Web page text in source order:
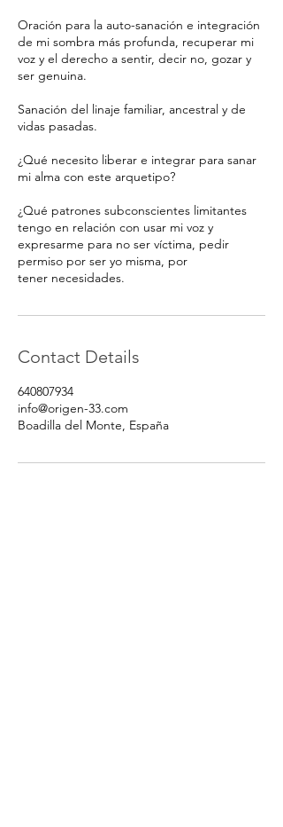
Oración para la auto-sanación e integración
de mi sombra más profunda, recuperar mi
voz y el derecho a sentir, decir no, gozar y
ser genuina.
Sanación del linaje familiar, ancestral y de
vidas pasadas.
¿Qué necesito liberar e integrar para sanar
mi alma con este arquetipo?
¿Qué patrones subconscientes limitantes
tengo en relación con usar mi voz y
expresarme para no ser víctima, pedir
permiso por ser yo misma, por
tener necesidades.
Contact Details
640807934
info@origen-33.com
Boadilla del Monte, España